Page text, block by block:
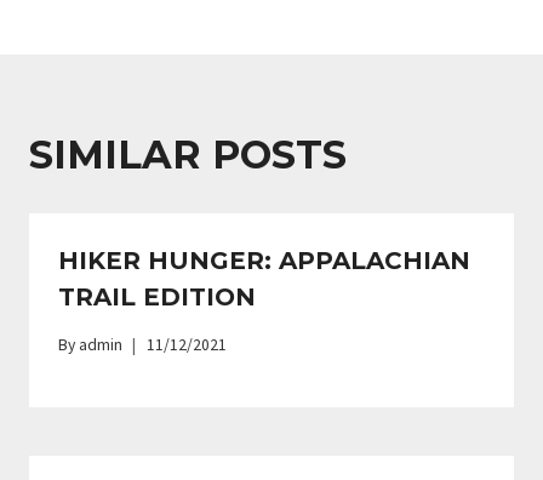
SIMILAR POSTS
HIKER HUNGER: APPALACHIAN
TRAIL EDITION
By admin 11/12/2021